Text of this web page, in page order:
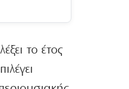
το έτος